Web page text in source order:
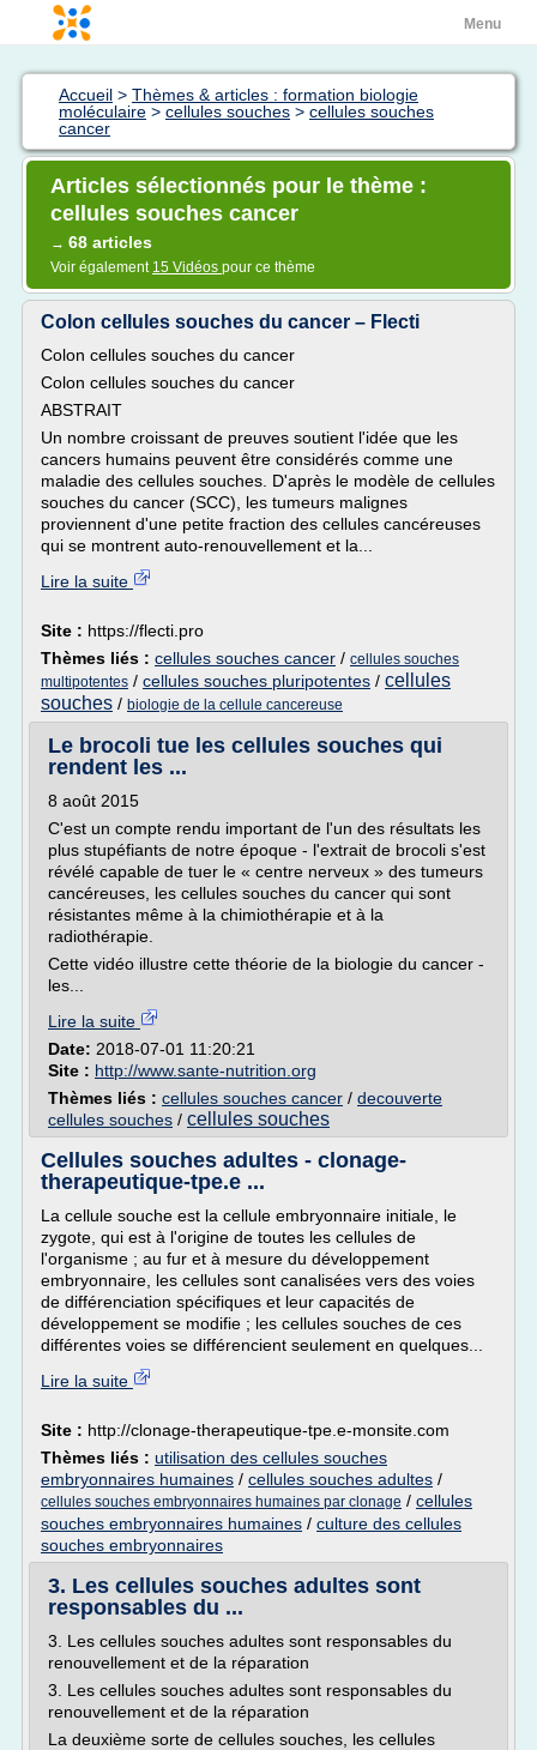
Menu
Accueil > Thèmes & articles : formation biologie
moléculaire > cellules souches > cellules souches
cancer
Articles sélectionnés pour le thème :
cellules souches cancer
→ 68 articles
Voir également 15 Vidéos pour ce thème
Colon cellules souches du cancer – Flecti
Colon cellules souches du cancer
Colon cellules souches du cancer
ABSTRAIT
Un nombre croissant de preuves soutient l'idée que les
cancers humains peuvent être considérés comme une
maladie des cellules souches. D'après le modèle de cellules
souches du cancer (SCC), les tumeurs malignes
proviennent d'une petite fraction des cellules cancéreuses
qui se montrent auto-renouvellement et la...
Lire la suite
Site : https://flecti.pro
Thèmes liés : cellules souches cancer / cellules souches
multipotentes / cellules souches pluripotentes / cellules
souches / biologie de la cellule cancereuse
Le brocoli tue les cellules souches qui
rendent les ...
8 août 2015
C'est un compte rendu important de l'un des résultats les
plus stupéfiants de notre époque - l'extrait de brocoli s'est
révélé capable de tuer le « centre nerveux » des tumeurs
cancéreuses, les cellules souches du cancer qui sont
résistantes même à la chimiothérapie et à la
radiothérapie.
Cette vidéo illustre cette théorie de la biologie du cancer -
les...
Lire la suite
Date: 2018-07-01 11:20:21
Site : http://www.sante-nutrition.org
Thèmes liés : cellules souches cancer / decouverte
cellules souches / cellules souches
Cellules souches adultes - clonage-
therapeutique-tpe.e ...
La cellule souche est la cellule embryonnaire initiale, le
zygote, qui est à l'origine de toutes les cellules de
l'organisme ; au fur et à mesure du développement
embryonnaire, les cellules sont canalisées vers des voies
de différenciation spécifiques et leur capacités de
développement se modifie ; les cellules souches de ces
différentes voies se différencient seulement en quelques...
Lire la suite
Site : http://clonage-therapeutique-tpe.e-monsite.com
Thèmes liés : utilisation des cellules souches
embryonnaires humaines / cellules souches adultes /
cellules souches embryonnaires humaines par clonage / cellules
souches embryonnaires humaines / culture des cellules
souches embryonnaires
3. Les cellules souches adultes sont
responsables du ...
3. Les cellules souches adultes sont responsables du
renouvellement et de la réparation
3. Les cellules souches adultes sont responsables du
renouvellement et de la réparation
La deuxième sorte de cellules souches, les cellules